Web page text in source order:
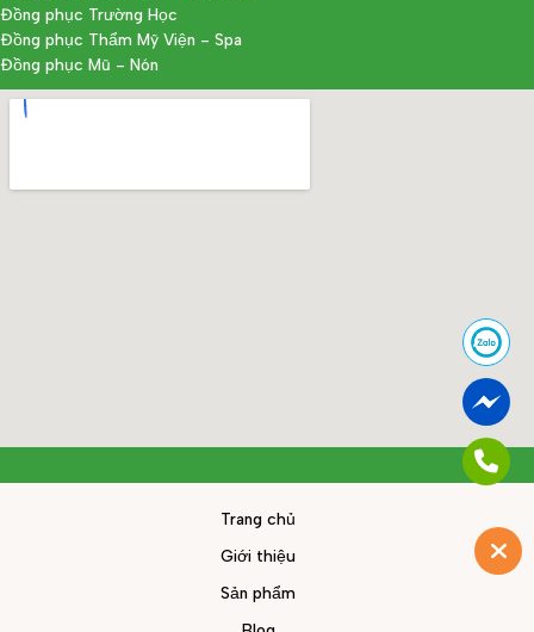
Đồng phục Trường Học
Đồng phục Thẩm Mỹ Viện - Spa
Đồng phục Mũ - Nón
Trang chủ
Giới thiệu
Sản phẩm